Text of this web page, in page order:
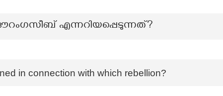
ഔറംഗസീബ് എന്നറിയപ്പെടുന്നത്?
in connection with which rebellion?